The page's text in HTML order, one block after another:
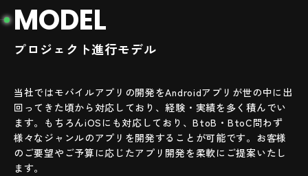
プロジェクト進行モデル
MODEL
当社ではモバイルアプリの開発をAndroidアプリが世の中に出
回ってきた頃から対応しており、経験・実績を多く積んでい
ます。もちろんiOSにも対応しており、BtoB・BtoC問わず
様々なジャンルのアプリを開発することが可能です。お客様
のご要望やご予算に応じたアプリ開発を柔軟にご提案いたし
ます。